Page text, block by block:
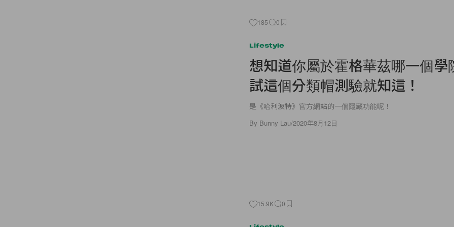
185 0
Lifestyle
想知道你屬於霍格華茲哪一個學
試這個分類帽測驗就知這！
是《哈利波特》官方網站的一個隱藏功能呢！
By Bunny Lau/2020年8月12日
15.9K 0